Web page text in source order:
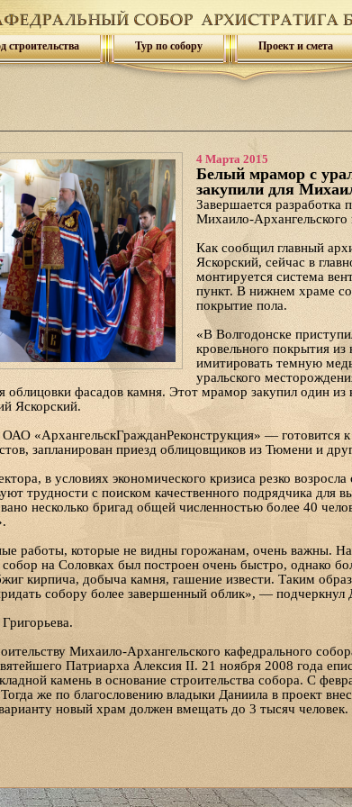
строительства Тур по собору Проект и смета
4 Марта 2015
Белый мрамор с
закупили для
Завершается разработка
Михаило-Архангельского
Как сообщил главный
Яскорский, сейчас в
монтируется система
пункт. В нижнем храме
покрытие пола.
«В Волгодонске
кровельного покрытия из
имитировать темную
уральского
облицовки фасадов камня. Этот мрамор закупил один
Яскорский.
«АрхангельскГражданРеконструкция» — готовится
запланирован приезд облицовщиков из Тюмени и
в условиях экономического кризиса резко
трудности с поиском качественного подрядчика для
несколько бригад общей численностью более 40
работы, которые не видны горожанам, очень важны.
на Соловках был построен очень быстро, однако
кирпича, добыча камня, гашение извести. Таким
собору более завершенный облик», — подчеркнул
Михаило-Архангельского кафедрального
Патриарха Алексия II. 21 ноября 2008 года
камень в основание строительства собора. С
же по благословению владыки Даниила в проект
новый храм должен вмещать до 3 тысяч человек.
Божия Михаила станет украшением Архангельска, а
духовного просвещения и социального служения. На его
зал для проведения культурно-просветительских
помощи, молодежные кружки и многое другое.